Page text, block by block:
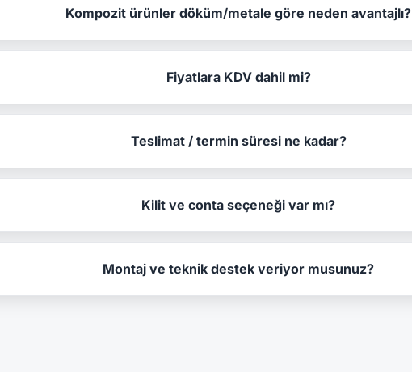
Kompozit ürünler döküm/metale göre neden avantajlı?
Fiyatlara KDV dahil mi?
Teslimat / termin süresi ne kadar?
Kilit ve conta seçeneği var mı?
Montaj ve teknik destek veriyor musunuz?